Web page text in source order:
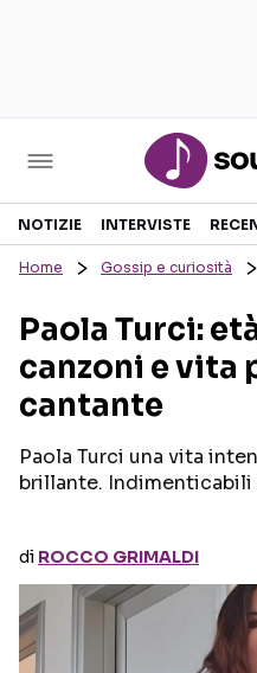
Sezioni
RECENSIONI MUSICALI
INTERVISTE
GOSSIP E CURIOSITÀ
NOTIZIE INTERVISTE
Home Gossip e curiosità
Paola Turci:
canzoni e vita
cantante
Paola Turci una vita
brillante. Indimenticabili
di ROCCO GRIMALDI